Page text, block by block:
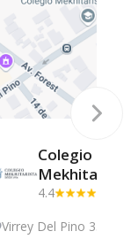
Colegio
Mekhitarista
4.4
Virrey Del Pino 3511